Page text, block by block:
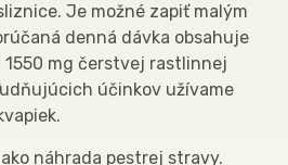
Je možné zapiť malým
denná dávka obsahuje
mg čerstvej rastlinnej
účinkov užívame
náhrada pestrej stravy.